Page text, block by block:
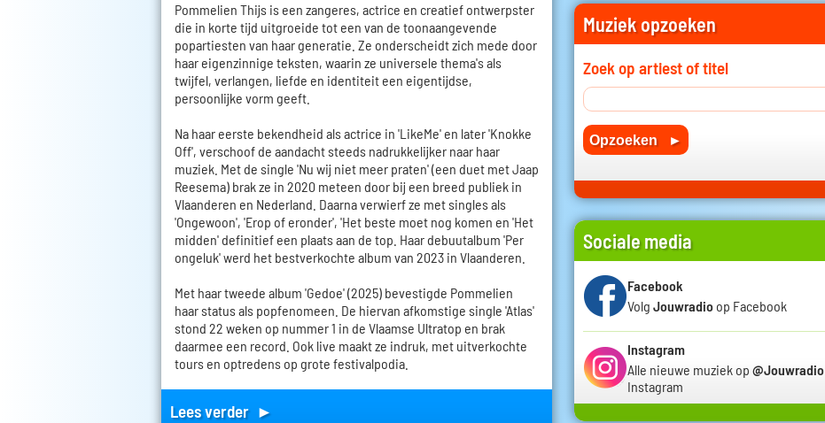
Pommelien Thijs is een zangeres, actrice en creatief ontwerpster
die in korte tijd uitgroeide tot een van de toonaangevende
popartiesten van haar generatie. Ze onderscheidt zich mede door
haar eigenzinnige teksten, waarin ze universele thema's als
twijfel, verlangen, liefde en identiteit een eigentijdse,
persoonlijke vorm geeft.
Na haar eerste bekendheid als actrice in 'LikeMe' en later 'Knokke
Off', verschoof de aandacht steeds nadrukkelijker naar haar
muziek. Met de single 'Nu wij niet meer praten' (een duet met Jaap
Reesema) brak ze in 2020 meteen door bij een breed publiek in
Vlaanderen en Nederland. Daarna verwierf ze met singles als
'Ongewoon', 'Erop of eronder', 'Het beste moet nog komen en 'Het
midden' definitief een plaats aan de top. Haar debuutalbum 'Per
ongeluk' werd het bestverkochte album van 2023 in Vlaanderen.
Met haar tweede album 'Gedoe' (2025) bevestigde Pommelien
haar status als popfenomeen. De hiervan afkomstige single 'Atlas'
stond 22 weken op nummer 1 in de Vlaamse Ultratop en brak
daarmee een record. Ook live maakt ze indruk, met uitverkochte
tours en optredens op grote festivalpodia.
Lees verder ►
Muziek opzoeken
Zoek op artiest of titel
Sociale media
Facebook
Volg Jouwradio op Facebook
Instagram
Alle nieuwe muziek op @Jouwradio
Instagram